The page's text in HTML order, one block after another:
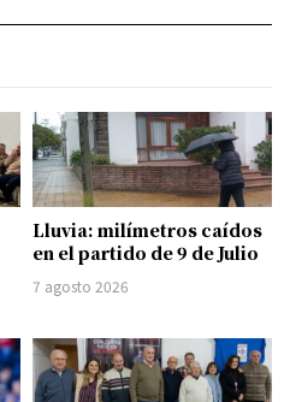
Lluvia: milímetros caídos
en el partido de 9 de Julio
7 agosto 2026